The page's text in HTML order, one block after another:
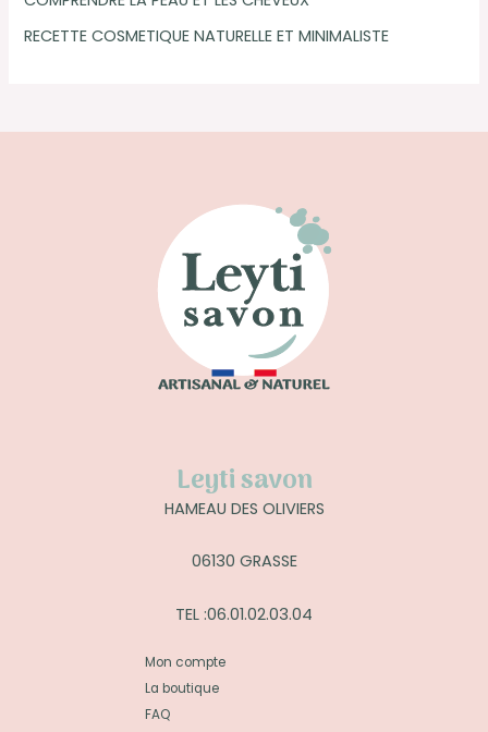
RECETTE COSMETIQUE NATURELLE ET MINIMALISTE
Leyti savon
HAMEAU DES OLIVIERS
06130 GRASSE
TEL :06.01.02.03.04
Mon compte
La boutique
FAQ